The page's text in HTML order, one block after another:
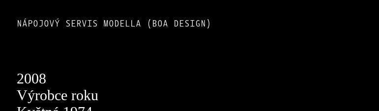
NÁPOJOVÝ SERVIS MODELLA (BOA DESIGN)
2008
Výrobce roku